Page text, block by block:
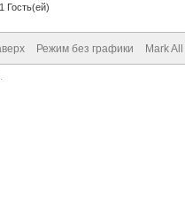
Гость(ей)
Режим без графики Mark